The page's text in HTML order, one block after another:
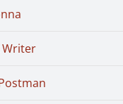
Writer